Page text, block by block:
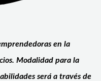
en la
Modalidad para la
será a través de